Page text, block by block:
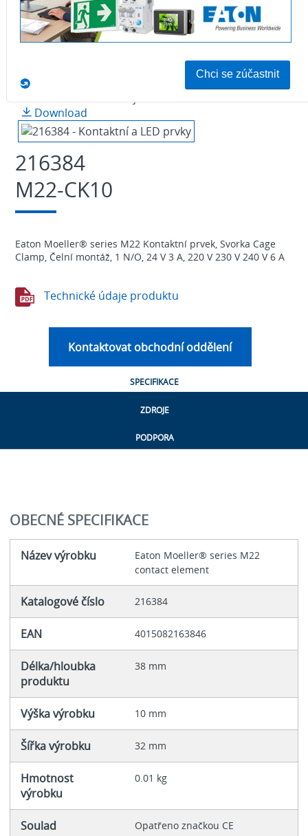
Download
216384
M22-CK10
Eaton Moeller® series M22 Kontaktní prvek, Svorka Cage
Clamp, Čelní montáž, 1 N/O, 24 V 3 A, 220 V 230 V 240 V 6 A
Technické údaje produktu
Kontaktovat obchodní oddělení
SPECIFIKACE
ZDROJE
PODPORA
OBECNÉ SPECIFIKACE
Název výrobku
Eaton Moeller® series M22
contact element
Katalogové číslo 216384
EAN 4015082163846
Délka/hloubka
produktu
38 mm
Výška výrobku 10 mm
Šířka výrobku 32 mm
Hmotnost
výrobku
0.01 kg
Soulad Opatřeno značkou CE